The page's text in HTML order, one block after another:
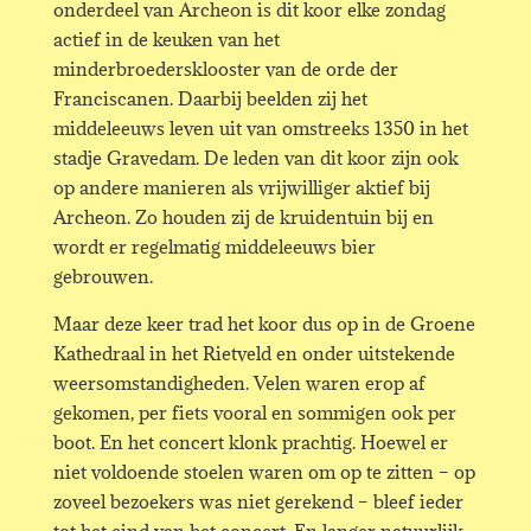
onderdeel van Archeon is dit koor elke zondag
actief in de keuken van het
minderbroedersklooster van de orde der
Franciscanen. Daarbij beelden zij het
middeleeuws leven uit van omstreeks 1350 in het
stadje Gravedam. De leden van dit koor zijn ook
op andere manieren als vrijwilliger aktief bij
Archeon. Zo houden zij de kruidentuin bij en
wordt er regelmatig middeleeuws bier
gebrouwen.
Maar deze keer trad het koor dus op in de Groene
Kathedraal in het Rietveld en onder uitstekende
weersomstandigheden. Velen waren erop af
gekomen, per fiets vooral en sommigen ook per
boot. En het concert klonk prachtig. Hoewel er
niet voldoende stoelen waren om op te zitten – op
zoveel bezoekers was niet gerekend – bleef ieder